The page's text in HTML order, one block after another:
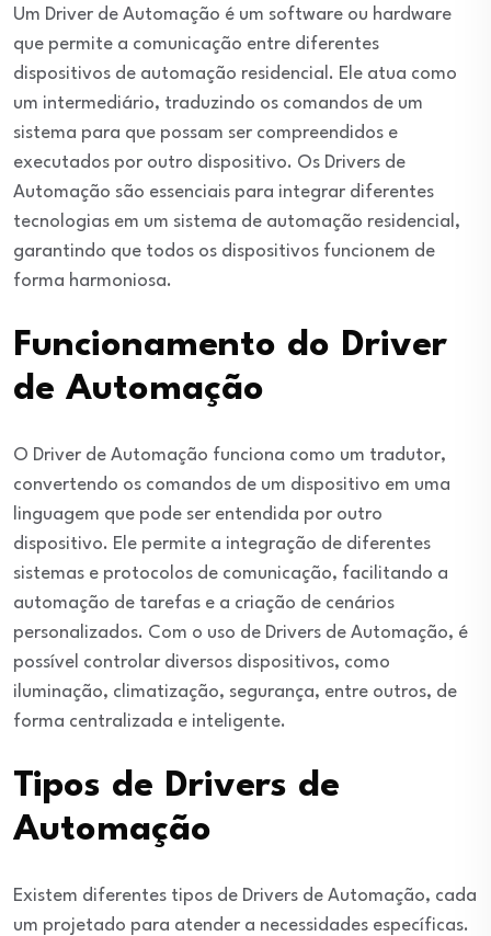
Um Driver de Automação é um software ou hardware
que permite a comunicação entre diferentes
dispositivos de automação residencial. Ele atua como
um intermediário, traduzindo os comandos de um
sistema para que possam ser compreendidos e
executados por outro dispositivo. Os Drivers de
Automação são essenciais para integrar diferentes
tecnologias em um sistema de automação residencial,
garantindo que todos os dispositivos funcionem de
forma harmoniosa.
Funcionamento do Driver
de Automação
O Driver de Automação funciona como um tradutor,
convertendo os comandos de um dispositivo em uma
linguagem que pode ser entendida por outro
dispositivo. Ele permite a integração de diferentes
sistemas e protocolos de comunicação, facilitando a
automação de tarefas e a criação de cenários
personalizados. Com o uso de Drivers de Automação, é
possível controlar diversos dispositivos, como
iluminação, climatização, segurança, entre outros, de
forma centralizada e inteligente.
Tipos de Drivers de
Automação
Existem diferentes tipos de Drivers de Automação, cada
um projetado para atender a necessidades específicas.